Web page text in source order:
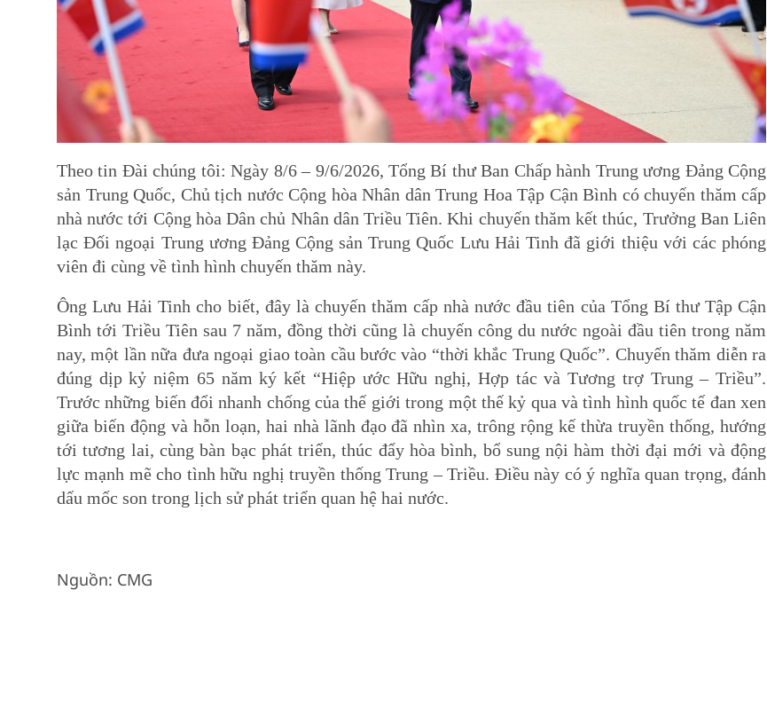
Theo tin Đài chúng tôi: Ngày 8/6 – 9/6/2026, Tổng Bí thư Ban Chấp hành Trung ương Đảng Cộng
sản Trung Quốc, Chủ tịch nước Cộng hòa Nhân dân Trung Hoa Tập Cận Bình có chuyến thăm cấp
nhà nước tới Cộng hòa Dân chủ Nhân dân Triều Tiên. Khi chuyến thăm kết thúc, Trưởng Ban Liên
lạc Đối ngoại Trung ương Đảng Cộng sản Trung Quốc Lưu Hải Tinh đã giới thiệu với các phóng
viên đi cùng về tình hình chuyến thăm này.
Ông Lưu Hải Tinh cho biết, đây là chuyến thăm cấp nhà nước đầu tiên của Tổng Bí thư Tập Cận
Bình tới Triều Tiên sau 7 năm, đồng thời cũng là chuyến công du nước ngoài đầu tiên trong năm
nay, một lần nữa đưa ngoại giao toàn cầu bước vào “thời khắc Trung Quốc”. Chuyến thăm diễn ra
đúng dịp kỷ niệm 65 năm ký kết “Hiệp ước Hữu nghị, Hợp tác và Tương trợ Trung – Triều”.
Trước những biến đổi nhanh chống của thế giới trong một thế kỷ qua và tình hình quốc tế đan xen
giữa biến động và hỗn loạn, hai nhà lãnh đạo đã nhìn xa, trông rộng kế thừa truyền thống, hướng
tới tương lai, cùng bàn bạc phát triển, thúc đẩy hòa bình, bổ sung nội hàm thời đại mới và động
lực mạnh mẽ cho tình hữu nghị truyền thống Trung – Triều. Điều này có ý nghĩa quan trọng, đánh
dấu mốc son trong lịch sử phát triển quan hệ hai nước.
Nguồn: CMG